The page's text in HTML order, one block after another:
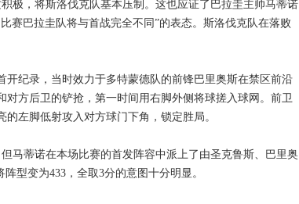
极，将斯洛伐克队基本压制。这也应证了巴拉圭主帅马蒂诺
赛巴拉圭队将与首战完全不同”的表态。斯洛伐克队在落败
纪录，当时效力于多特蒙德队的前锋巴里奥斯在禁区前沿
对方后卫的铲抢，第一时间用右脚外侧将球搓入球网。前卫
左脚低射攻入对方球门下角，锁定胜局。
蒂诺在本场比赛的首发阵容中派上了由圣克鲁斯、巴里奥
型变为433，全取3分的意图十分明显。